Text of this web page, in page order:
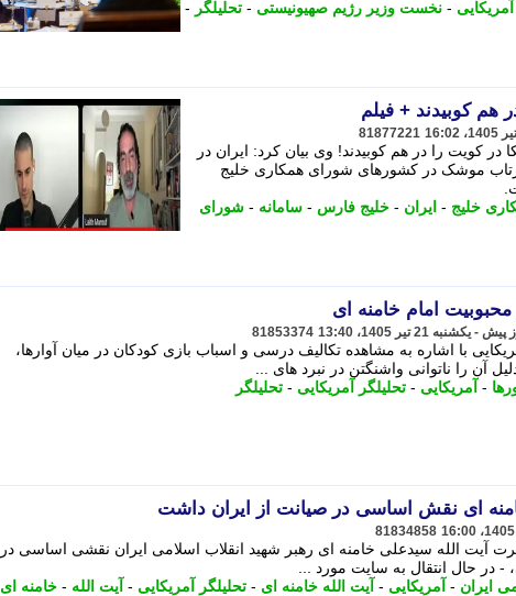
آمریکایی - نخست وزیر رژیم صهیونیستی - تحلیلگر -
هم کوبیدند + فیلم
81877221
کویت را در هم کوبیدند! وی بیان کرد: ایران در
موشک در کشورهای شورای همکاری خلیج
خلیج - ایران - خلیج فارس - سامانه - شورای
محبوبیت امام خامنه ای
81853374
با اشاره به مشاهده تکالیف درسی و اسباب بازی کودکان در میان آوارها،
را ناتوانی واشنگتن در نبرد های ...
- آمریکایی - تحلیلگر آمریکایی - تحلیلگر
ای نقش اساسی در صیانت از ایران داشت
81834858
آیت الله سیدعلی خامنه ای رهبر شهید انقلاب اسلامی ایران نقشی اساسی در
- در ﺣﺎل اﻧﺘﻘﺎل ﺑﻪ ﺳﺎﯾﺖ ﻣﻮرد ...
ایران - آمریکایی - آیت الله خامنه ای - تحلیلگر آمریکایی - آیت الله - خامنه ای